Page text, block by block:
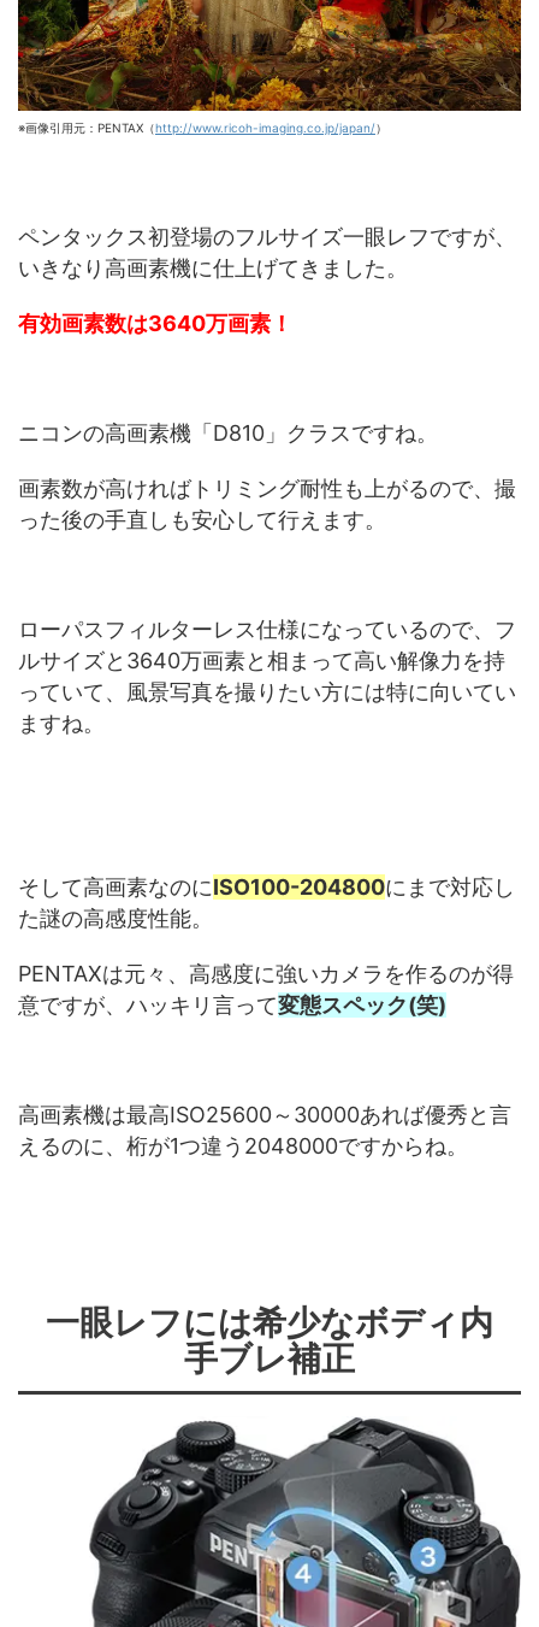
※画像引用元：PENTAX（http://www.ricoh-imaging.co.jp/japan/）
ペンタックス初登場のフルサイズ一眼レフですが、
いきなり高画素機に仕上げてきました。
有効画素数は3640万画素！
ニコンの高画素機「D810」クラスですね。
画素数が高ければトリミング耐性も上がるので、撮
った後の手直しも安心して行えます。
ローパスフィルターレス仕様になっているので、フ
ルサイズと3640万画素と相まって高い解像力を持
っていて、風景写真を撮りたい方には特に向いてい
ますね。
そして高画素なのにISO100-204800にまで対応し
た謎の高感度性能。
PENTAXは元々、高感度に強いカメラを作るのが得
意ですが、ハッキリ言って変態スペック(笑)
高画素機は最高ISO25600～30000あれば優秀と言
えるのに、桁が1つ違う2048000ですからね。
一眼レフには希少なボディ内
手ブレ補正